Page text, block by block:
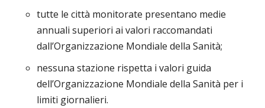
tutte le città monitorate presentano medie
annuali superiori ai valori raccomandati
dall’Organizzazione Mondiale della Sanità;
nessuna stazione rispetta i valori guida
dell’Organizzazione Mondiale della Sanità per i
limiti giornalieri.